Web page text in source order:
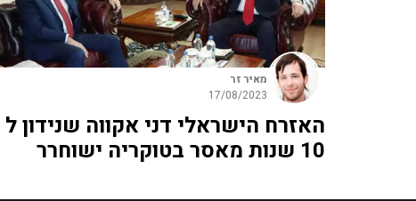
מאיר זר
17/08/2023
האזרח הישראלי דני אקווה שנידון ל
10 שנות מאסר בטוקריה ישוחרר